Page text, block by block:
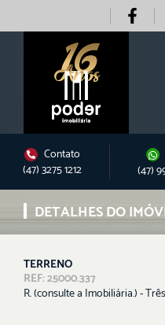
Contato
(47) 3275 1212
(47)
DETALHES DO
TERRENO
REF: 25000.337
R. (consulte a Imobiliária.) -